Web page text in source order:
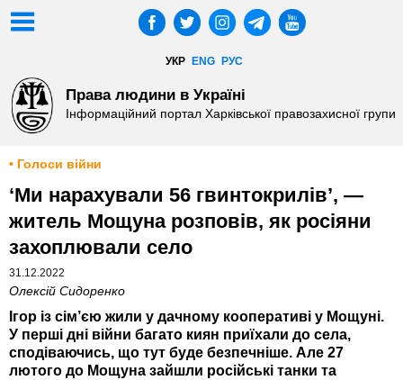
УКР ENG РУС
Права людини в Україні
Інформаційний портал Харківської правозахисної групи
• Голоси війни
‘Ми нарахували 56 гвинтокрилів’, —
житель Мощуна розповів, як росіяни
захоплювали село
31.12.2022
Олексій Сидоренко
Ігор із сім’єю жили у дачному кооперативі у Мощуні.
У перші дні війни багато киян приїхали до села,
сподіваючись, що тут буде безпечніше. Але 27
лютого до Мощуна зайшли російські танки та